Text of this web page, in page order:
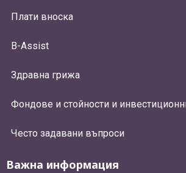
Плати вноска
B-Assist
Здравна грижа
Фондове и стойности и
Често задавани въпроси
Важна информация